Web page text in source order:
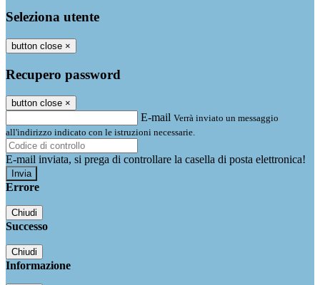
Seleziona utente
button close ×
Recupero password
button close ×
E-mail Verrà inviato un messaggio
all'indirizzo indicato con le istruzioni necessarie.
E-mail inviata, si prega di controllare la casella di posta elettronica!
Errore
Chiudi
Successo
Chiudi
Informazione